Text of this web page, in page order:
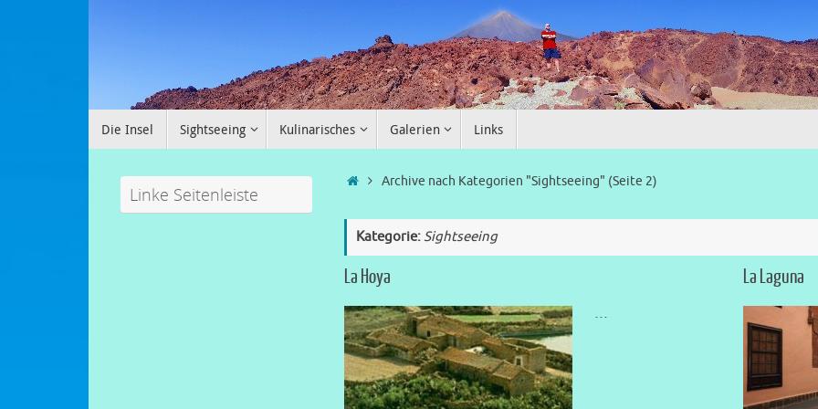
Die Insel Sightseeing Kulinarisches Galerien Links
Archive nach Kategorien "Sightseeing" (Seite 2)
Kategorie:Sightseeing
La Hoya
…
La Laguna
Linke Seitenleiste